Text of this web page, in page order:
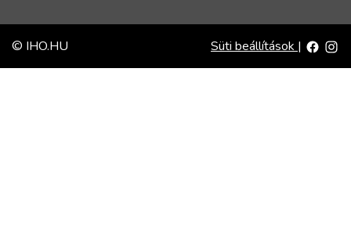
© IHO.HU Süti beállítások |